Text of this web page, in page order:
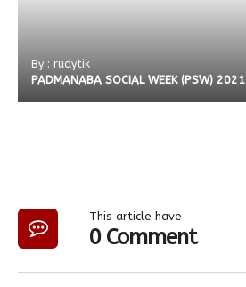
By : rudytik
PADMANABA SOCIAL WEEK (PSW) 2021
This article have
0 Comment